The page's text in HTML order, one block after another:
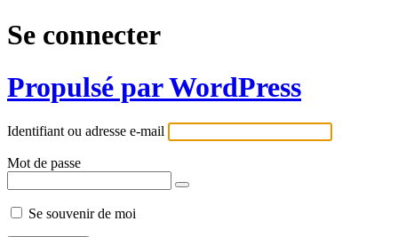
Se connecter
Propulsé par WordPress
Identifiant ou adresse e-mail
Mot de passe
Se souvenir de moi